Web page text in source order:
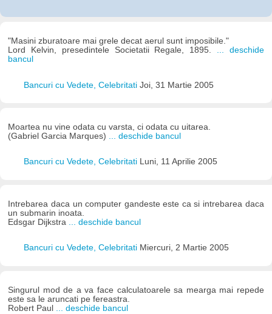
"Masini zburatoare mai grele decat aerul sunt imposibile."
Lord Kelvin, presedintele Societatii Regale, 1895. ... deschide
bancul
Bancuri cu Vedete, Celebritati Joi, 31 Martie 2005
Moartea nu vine odata cu varsta, ci odata cu uitarea.
(Gabriel Garcia Marques) ... deschide bancul
Bancuri cu Vedete, Celebritati Luni, 11 Aprilie 2005
Intrebarea daca un computer gandeste este ca si intrebarea daca
un submarin inoata.
Edsgar Dijkstra
... deschide bancul
Bancuri cu Vedete, Celebritati Miercuri, 2 Martie 2005
Singurul mod de a va face calculatoarele sa mearga mai repede
este sa le aruncati pe fereastra.
Robert Paul
... deschide bancul